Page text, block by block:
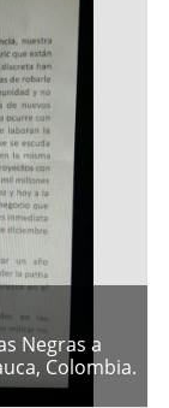
Negras a
Colombia.